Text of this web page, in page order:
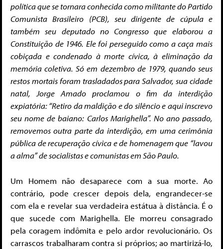
política que se tornara conhecida como militante do Partido
Comunista Brasileiro (PCB), seu dirigente de cúpula e
também seu deputado no Congresso que elaborou a
Constituição de 1946. Ele foi perseguido como a caça mais
cobiçada e condenado à morte cívica, à eliminação da
memória coletiva. Só em dezembro de 1979, quando seus
restos mortais foram trasladados para Salvador, sua cidade
natal, Jorge Amado proclamou o fim da interdição
expiatória: “Retiro da maldição e do silêncio e aqui inscrevo
seu nome de baiano: Carlos Marighella”. No ano passado,
removemos outra parte da interdição, em uma cerimônia
pública de recuperação cívica e de homenagem que “lavou
a alma” de socialistas e comunistas em São Paulo.
Um Homem não desaparece com a sua morte. Ao
contrário, pode crescer depois dela, engrandecer-se
com ela e revelar sua verdadeira estátua à distância. É o
que sucede com Marighella. Ele morreu consagrado
pela coragem indômita e pelo ardor revolucionário. Os
carrascos trabalharam contra si próprios; ao martirizá-lo,